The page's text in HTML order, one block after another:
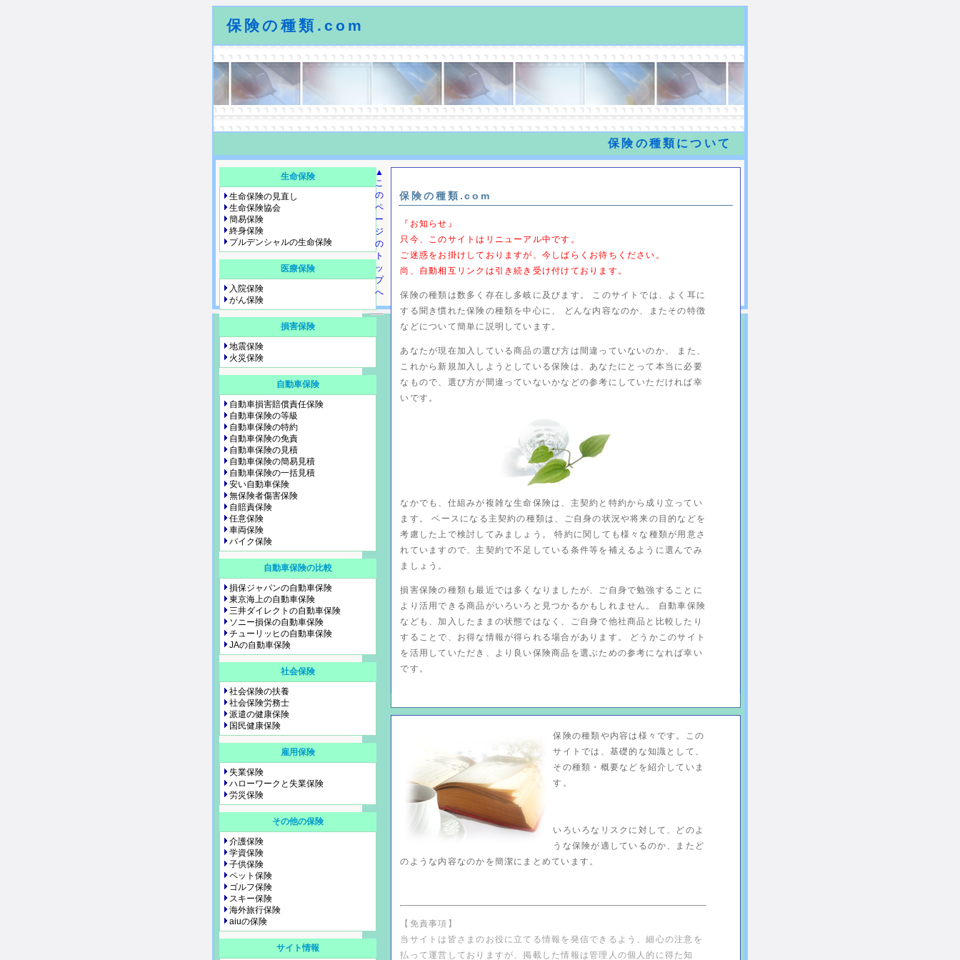
保険の種類.com
保険の種類について
保険の種類.com
『お知らせ』
只今、このサイトはリニューアル中です。
ご迷惑をお掛けしておりますが、今しばらくお待ちください。
尚、自動相互リンクは引き続き受け付けております。
保険の種類は数多く存在し多岐に及びます。 このサイトでは、よく耳に
する聞き慣れた保険の種類を中心に、 どんな内容なのか、またその特徴
などについて簡単に説明しています。
あなたが現在加入している商品の選び方は間違っていないのか、 また、
これから新規加入しようとしている保険は、あなたにとって本当に必要
なもので、選び方が間違っていないかなどの参考にしていただければ幸
いです。
なかでも、仕組みが複雑な生命保険は、主契約と特約から成り立ってい
ます。 ベースになる主契約の種類は、ご自身の状況や将来の目的などを
考慮した上で検討してみましょう。 特約に関しても様々な種類が用意さ
れていますので、主契約で不足している条件等を補えるように選んでみ
ましょう。
損害保険の種類も最近では多くなりましたが、ご自身で勉強することに
より活用できる商品がいろいろと見つかるかもしれません。 自動車保険
なども、加入したままの状態ではなく、ご自身で他社商品と比較したり
することで、お得な情報が得られる場合があります。 どうかこのサイト
を活用していただき、より良い保険商品を選ぶための参考になれば幸い
です。
保険の種類や内容は様々です。この
サイトでは、基礎的な知識として、
その種類・概要などを紹介していま
す。
いろいろなリスクに対して、どのよ
うな保険が適しているのか、またど
のような内容なのかを簡潔にまとめています。
【免責事項】
当サイトは皆さまのお役に立てる情報を発信できるよう、細心の注意を
払って運営しておりますが、掲載した情報は管理人の個人的に得た知
生命保険
生命保険の見直し
生命保険協会
簡易保険
終身保険
プルデンシャルの生命保険
医療保険
入院保険
がん保険
損害保険
地震保険
火災保険
自動車保険
自動車損害賠償責任保険
自動車保険の等級
自動車保険の特約
自動車保険の免責
自動車保険の見積
自動車保険の簡易見積
自動車保険の一括見積
安い自動車保険
無保険者傷害保険
自賠責保険
任意保険
車両保険
バイク保険
自動車保険の比較
損保ジャパンの自動車保険
東京海上の自動車保険
三井ダイレクトの自動車保険
ソニー損保の自動車保険
チューリッヒの自動車保険
JAの自動車保険
社会保険
社会保険の扶養
社会保険労務士
派遣の健康保険
国民健康保険
雇用保険
失業保険
ハローワークと失業保険
労災保険
その他の保険
介護保険
学資保険
子供保険
ペット保険
ゴルフ保険
スキー保険
海外旅行保険
aiuの保険
サイト情報
▲
こ
の
ペ
ー
ジ
の
ト
ッ
プ
へ